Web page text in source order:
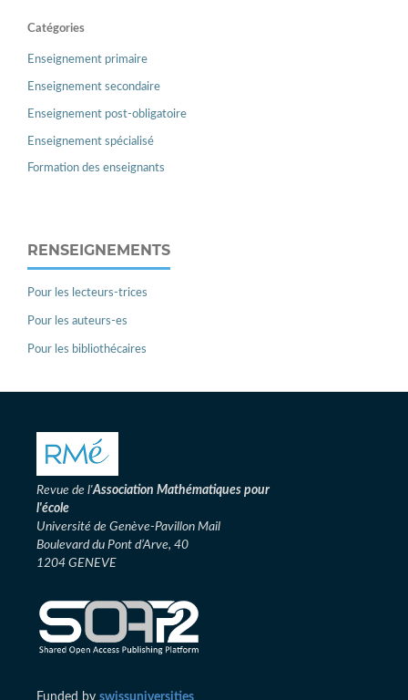
Catégories
Enseignement primaire
Enseignement secondaire
Enseignement post-obligatoire
Enseignement spécialisé
Formation des enseignants
RENSEIGNEMENTS
Pour les lecteurs-trices
Pour les auteurs-es
Pour les bibliothécaires
Revue de l'Association Mathématiques pour
l'école
Université de Genève-Pavillon Mail
Boulevard du Pont d’Arve, 40
1204 GENEVE